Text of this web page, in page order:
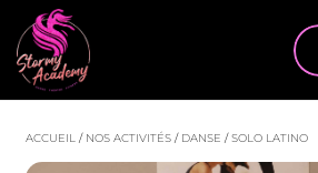
ACCUEIL / NOS ACTIVITÉS/ DANSE /SOLO LATINO